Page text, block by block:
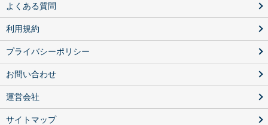
よくある質問
利用規約
プライバシーポリシー
お問い合わせ
運営会社
サイトマップ